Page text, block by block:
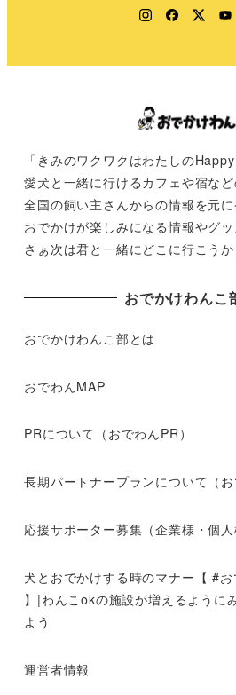
Instagram
Facebook
「きみのワクワクはわたしのHappy
愛犬と一緒に行けるカフェや宿な
全国の飼い主さんからの情報を元に
おでかけが楽しみになる情報やグ
さぁ次は君と一緒にどこに行こうか
おでかけわんこ
おでかけわんこ部とは
おでわんMAP
PRについて（おでわんPR）
長期パートナープランについて（お
応援サポーター募集（企業様・個人
犬とおでかけする時のマナー【 #
】|わんこokの施設が増えるように
よう
運営者情報